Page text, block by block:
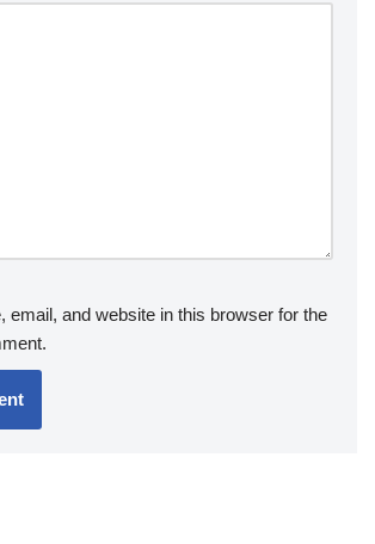
email, and website in this browser for the